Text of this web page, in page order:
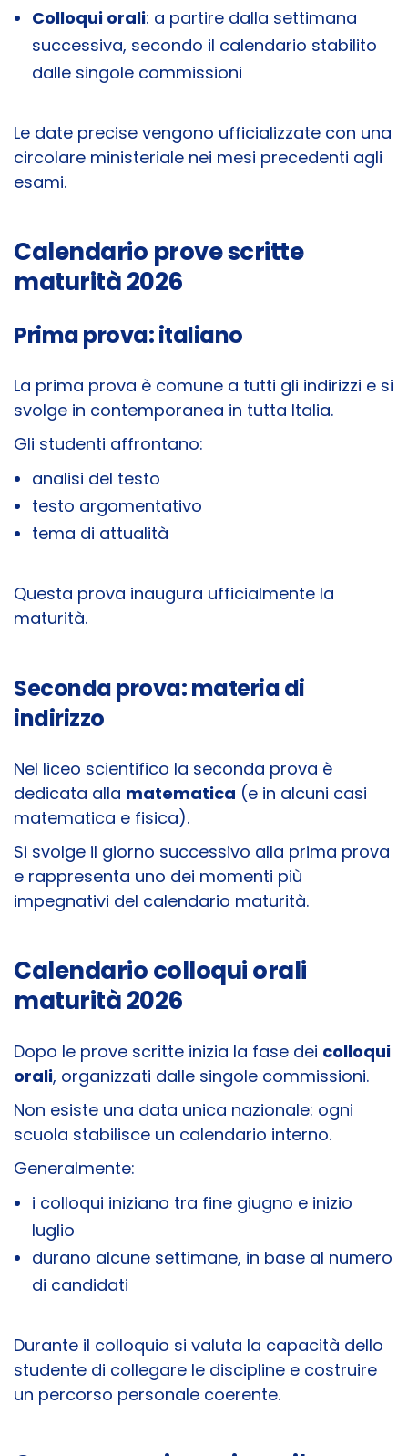
Colloqui orali: a partire dalla settimana
successiva, secondo il calendario stabilito
dalle singole commissioni
Le date precise vengono ufficializzate con una
circolare ministeriale nei mesi precedenti agli
esami.
Calendario prove scritte
maturità 2026
Prima prova: italiano
La prima prova è comune a tutti gli indirizzi e si
svolge in contemporanea in tutta Italia.
Gli studenti affrontano:
analisi del testo
testo argomentativo
tema di attualità
Questa prova inaugura ufficialmente la
maturità.
Seconda prova: materia di
indirizzo
Nel liceo scientifico la seconda prova è
dedicata alla matematica (e in alcuni casi
matematica e fisica).
Si svolge il giorno successivo alla prima prova
e rappresenta uno dei momenti più
impegnativi del calendario maturità.
Calendario colloqui orali
maturità 2026
Dopo le prove scritte inizia la fase dei colloqui
orali, organizzati dalle singole commissioni.
Non esiste una data unica nazionale: ogni
scuola stabilisce un calendario interno.
Generalmente:
i colloqui iniziano tra fine giugno e inizio
luglio
durano alcune settimane, in base al numero
di candidati
Durante il colloquio si valuta la capacità dello
studente di collegare le discipline e costruire
un percorso personale coerente.